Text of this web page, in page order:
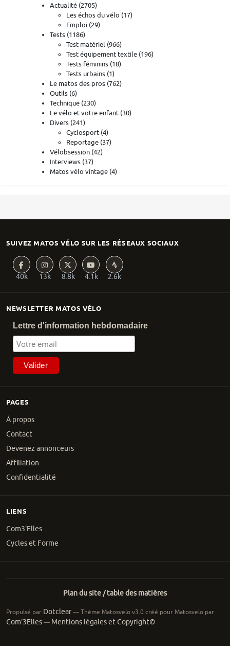
Actualité (2705)
Les échos du vélo (17)
Emploi (29)
Tests (1186)
Test matériel (966)
Test équipement textile (196)
Tests féminins (18)
Tests urbains (1)
Le matos des pros (762)
Outils (6)
Technique (230)
Le vélo et votre enfant (30)
Divers (241)
Cyclosport (4)
Reportage (37)
Vélobsession (42)
Interviews (37)
Matos vélo vintage (4)
PAGES
À propos
Contact
Devenez annonceurs
Affiliation
Confidentialité
NEWSLETTER MATOS VÉLO
Lettre d'information hebdomadaire
SUIVEZ MATOS VÉLO SUR LES RÉSEAUX SOCIAUX
40k 13k 8.8k 4.1k 2.6k
LIENS
Com3'Elles
Cycles et Forme
Plan du site / table des matières
Propulsé par Dotclear— Thème Matosvelo v3.0 créé pour Matosvelo par
Com'3Elles— Mentions légales et Copyright©